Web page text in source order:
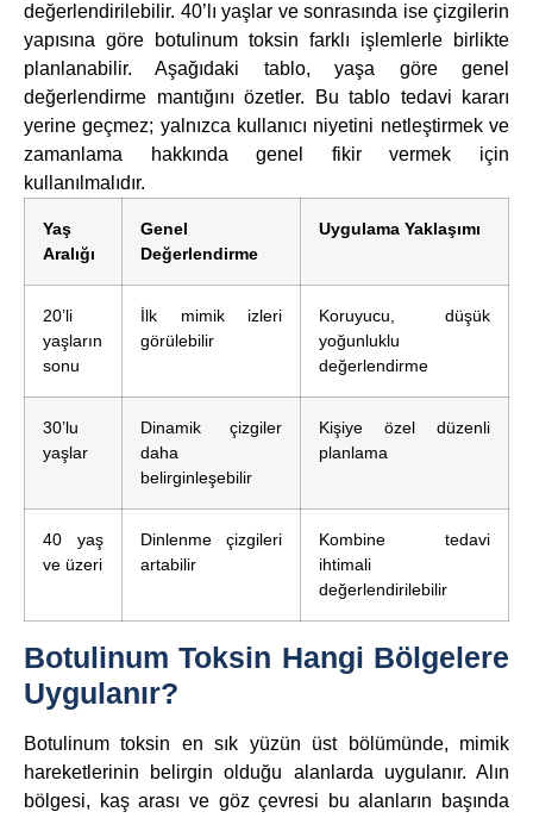
değerlendirilebilir. 40’lı yaşlar ve sonrasında ise çizgilerin
yapısına göre botulinum toksin farklı işlemlerle birlikte
planlanabilir. Aşağıdaki tablo, yaşa göre genel
değerlendirme mantığını özetler. Bu tablo tedavi kararı
yerine geçmez; yalnızca kullanıcı niyetini netleştirmek ve
zamanlama hakkında genel fikir vermek için
kullanılmalıdır.
Yaş
Aralığı
Genel
Değerlendirme
Uygulama Yaklaşımı
20’li
yaşların
sonu
İlk mimik izleri
görülebilir
Koruyucu, düşük
yoğunluklu
değerlendirme
30’lu
yaşlar
Dinamik çizgiler
daha
belirginleşebilir
Kişiye özel düzenli
planlama
40 yaş
ve üzeri
Dinlenme çizgileri
artabilir
Kombine tedavi
ihtimali
değerlendirilebilir
Botulinum Toksin Hangi Bölgelere
Uygulanır?
Botulinum toksin en sık yüzün üst bölümünde, mimik
hareketlerinin belirgin olduğu alanlarda uygulanır. Alın
bölgesi, kaş arası ve göz çevresi bu alanların başında